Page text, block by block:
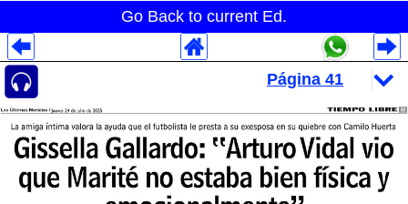
Go Back to current Ed.
Despliegues Analytics
Despliegues Totales
Despliegues por Rubros